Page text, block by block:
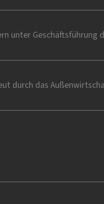
unter Geschäftsführung
durch das